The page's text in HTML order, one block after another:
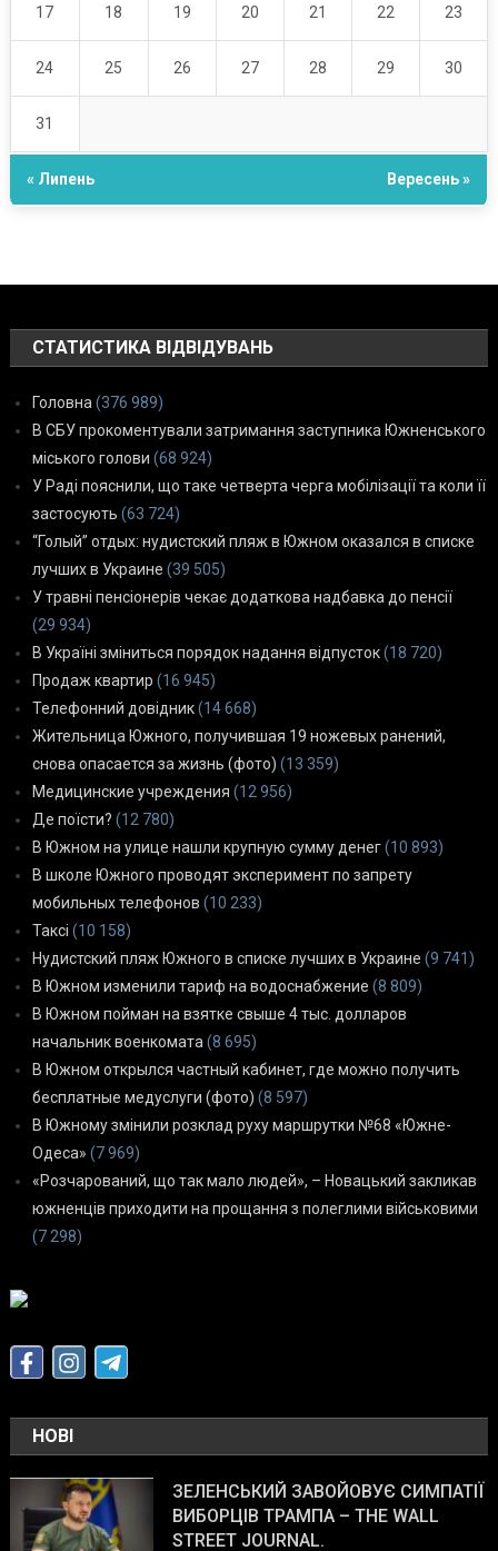
17 18 19 20 21 22 23
24 25 26 27 28 29 30
31
« Липень Вересень »
СТАТИСТИКА ВІДВІДУВАНЬ
Головна (376 989)
В СБУ прокоментували затримання заступника Южненського
міського голови (68 924)
У Раді пояснили, що таке четверта черга мобілізації та коли її
застосують (63 724)
“Голый” отдых: нудистский пляж в Южном оказался в списке
лучших в Украине (39 505)
У травні пенсіонерів чекає додаткова надбавка до пенсії
(29 934)
В Україні зміниться порядок надання відпусток(18 720)
Продаж квартир (16 945)
Телефонний довідник(14 668)
Жительница Южного, получившая 19 ножевых ранений,
снова опасается за жизнь (фото) (13 359)
Медицинские учреждения (12 956)
Де поїсти? (12 780)
В Южном на улице нашли крупную сумму денег(10 893)
В школе Южного проводят эксперимент по запрету
мобильных телефонов (10 233)
Таксі (10 158)
Нудистский пляж Южного в списке лучших в Украине (9 741)
В Южном изменили тариф на водоснабжение (8 809)
В Южном пойман на взятке свыше 4 тыс. долларов
начальник военкомата (8 695)
В Южном открылся частный кабинет, где можно получить
бесплатные медуслуги (фото) (8 597)
В Южному змінили розклад руху маршрутки №68 «Южне-
Одеса» (7 969)
«Розчарований, що так мало людей», – Новацький закликав
южненців приходити на прощання з полеглими військовими
(7 298)
НОВІ
ЗЕЛЕНСЬКИЙ ЗАВОЙОВУЄ СИМПАТІЇ
ВИБОРЦІВ ТРАМПА – THE WALL
STREET JOURNAL.